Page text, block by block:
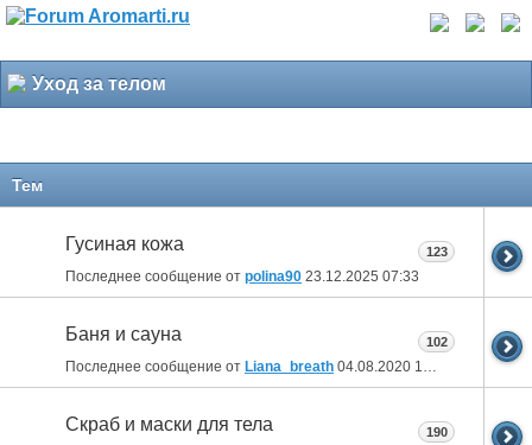
Уход за телом
Тем
Гусиная кожа
Последнее сообщение от polina90 23.12.2025 07:33
123
Баня и сауна
Последнее сообщение от Liana_breath 04.08.2020 18:21
102
Скраб и маски для тела 190